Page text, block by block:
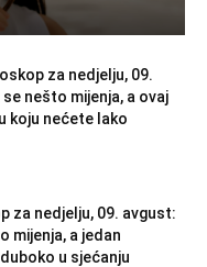
za nedjelju, 09.
nešto mijenja, a ovaj
koju nećete lako
za nedjelju, 09. avgust:
mijenja, a jedan
u sjećanju